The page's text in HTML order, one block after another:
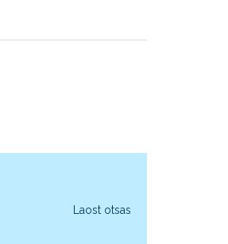
Laost otsas